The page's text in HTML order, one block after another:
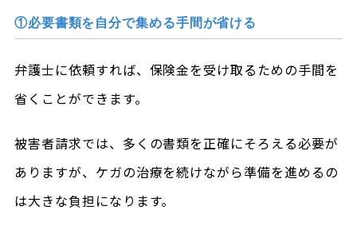
①必要書類を自分で集める手間が省ける
弁護士に依頼すれば、保険金を受け取るための手間を
省くことができます。
被害者請求では、多くの書類を正確にそろえる必要が
ありますが、ケガの治療を続けながら準備を進めるの
は大きな負担になります。